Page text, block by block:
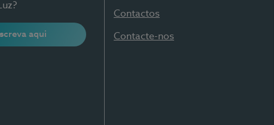
aqui
Contactos
Contacte-nos